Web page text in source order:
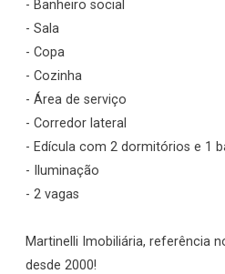
- Banheiro social
- Sala
- Copa
- Cozinha
- Área de serviço
- Corredor lateral
- Edícula com 2 dormitórios e 1
- Iluminação
- 2 vagas
Martinelli Imobiliária, referência
desde 2000!